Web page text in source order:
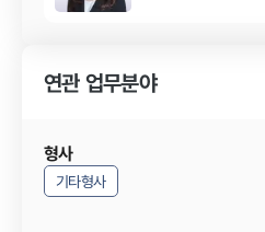
연관 업무분야
형사
기타형사